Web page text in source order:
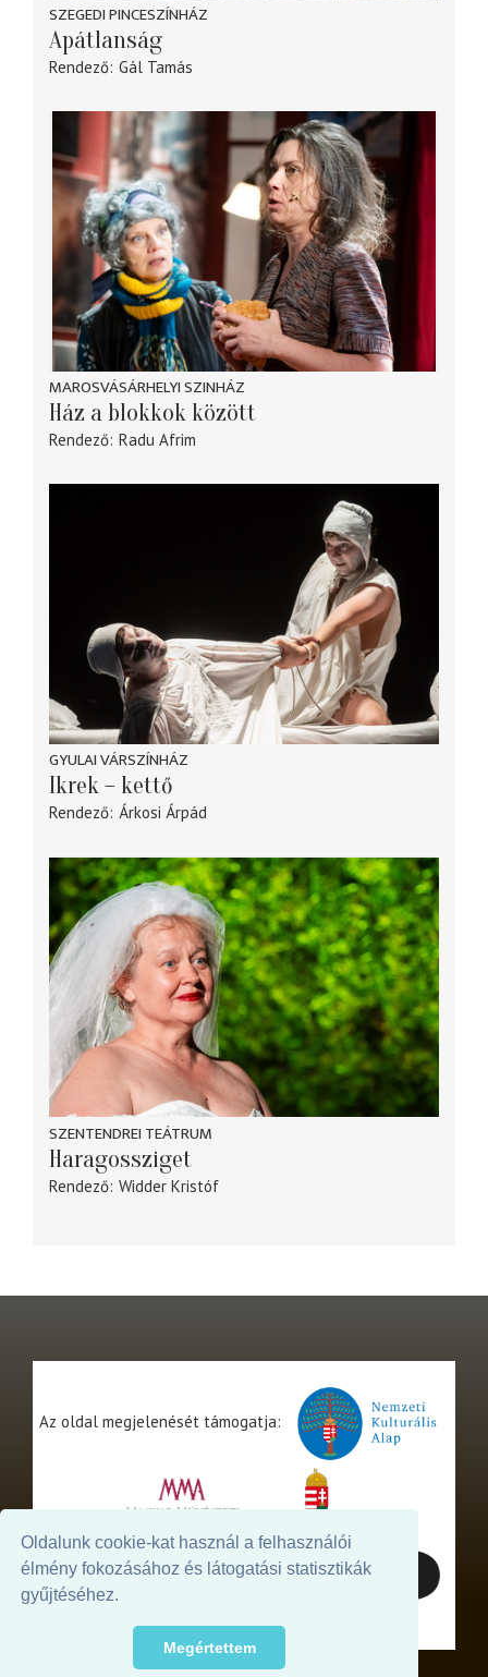
Oldalunk cookie-kat használ a felhasználói
élmény fokozásához és látogatási statisztikák
gyűjtéséhez.
Megértettem
SZEGEDI PINCESZÍNHÁZ
Apátlanság
Rendező Gál Tamás
MAROSVÁSÁRHELYI SZINHÁZ
Ház a blokkok között
Rendező Radu Afrim
GYULAI VÁRSZÍNHÁZ
Ikrek – kettő
Rendező Árkosi Árpád
SZENTENDREI TEÁTRUM
Haragossziget
Rendező Widder Kristóf
Az oldal megjelenését támogatja: